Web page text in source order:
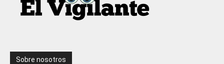
Sobre nosotros